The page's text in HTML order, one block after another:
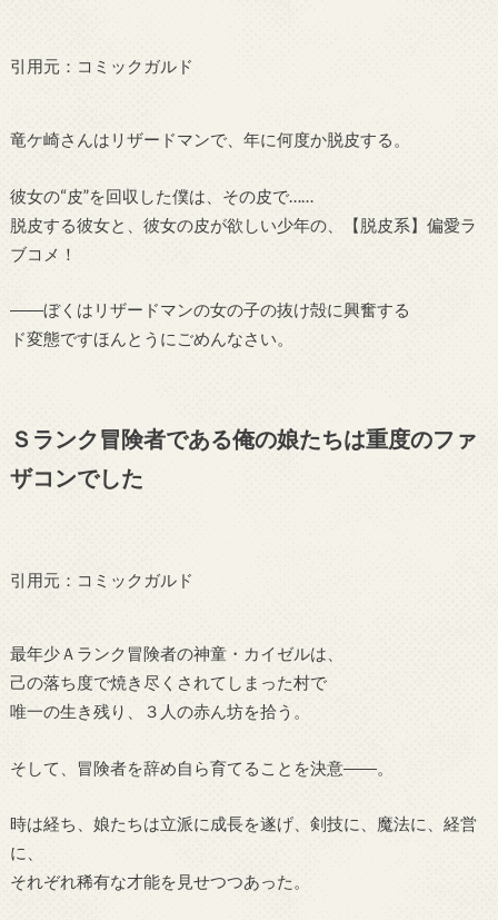
引用元：コミックガルド
竜ケ崎さんはリザードマンで、年に何度か脱皮する。
彼女の“皮”を回収した僕は、その皮で……
脱皮する彼女と、彼女の皮が欲しい少年の、【脱皮系】偏愛ラ
ブコメ！
――ぼくはリザードマンの女の子の抜け殻に興奮する
ド変態ですほんとうにごめんなさい。
Ｓランク冒険者である俺の娘たちは重度のファ
ザコンでした
引用元：コミックガルド
最年少Ａランク冒険者の神童・カイゼルは、
己の落ち度で焼き尽くされてしまった村で
唯一の生き残り、３人の赤ん坊を拾う。
そして、冒険者を辞め自ら育てることを決意――。
時は経ち、娘たちは立派に成長を遂げ、剣技に、魔法に、経営
に、
それぞれ稀有な才能を見せつつあった。